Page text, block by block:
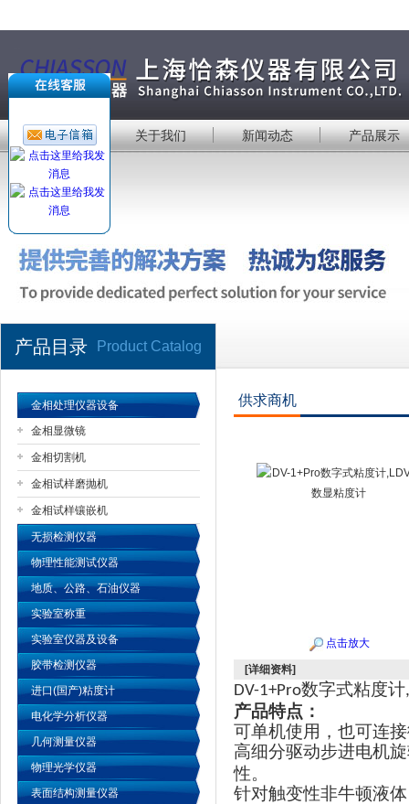
公司名称
首 页 关于我们 新闻动态 产品展示
产品目录 Product Catalog
金相处理仪器设备
金相显微镜
金相切割机
金相试样磨抛机
金相试样镶嵌机
无损检测仪器
物理性能测试仪器
地质、公路、石油仪器
实验室称重
实验室仪器及设备
胶带检测仪器
进口(国产)粘度计
电化学分析仪器
几何测量仪器
物理光学仪器
表面结构测量仪器
供求商机
点击放大
[详细资料]
DV-1+Pro数字式粘度计
产品特点：
可单机使用，也可连
高细分驱动步进电机
性。
针对触变性非牛顿液